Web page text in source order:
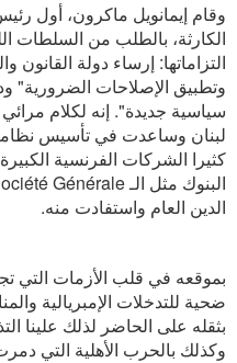
وقام إيمانويل ماكرون، أول
الكارثة، بالطلب من السلطات
التزاماتها: إرساء دولة القانون
وتطبيق الإصلاحات الضرورية"
سياسية جديدة". إنه لكلام
لبنان وساعدت في تأسيس
كثيرا الشركات الفرنسية
البنوك مثل الـGénérale
الدين العام واستفادت منه.
بموقعه في قلب الأزمات التي
ضحية للتدخلات الإمبريالية
بثقله على الحاضر لذلك علينا
وكذلك بالحرب الأهلية التي دمرت